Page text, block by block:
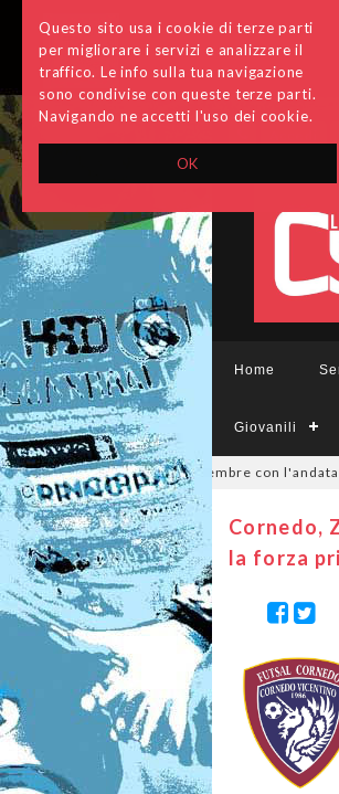
OK
Questo sito usa i cookie di terze parti
per migliorare i servizi e analizzare il
traffico. Le info sulla tua navigazione
sono condivise con queste terze parti.
Navigando ne accetti l'uso dei cookie.
Home
Giovanili
si parte il 19 settembre con l'andata del
Cornedo,
la forza